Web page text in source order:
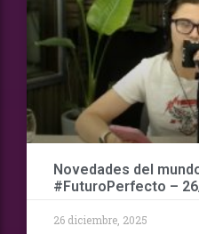
Novedades del
#FuturoPerfecto –
26 diciembre, 2025